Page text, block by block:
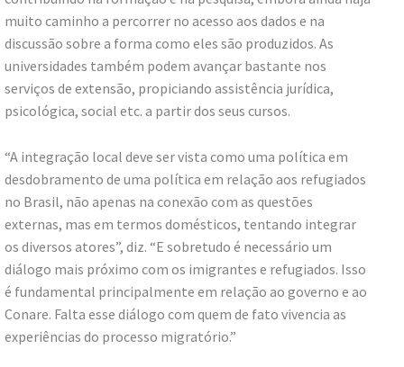
muito caminho a percorrer no acesso aos dados e na
discussão sobre a forma como eles são produzidos. As
universidades também podem avançar bastante nos
serviços de extensão, propiciando assistência jurídica,
psicológica, social etc. a partir dos seus cursos.
“A integração local deve ser vista como uma política em
desdobramento de uma política em relação aos refugiados
no Brasil, não apenas na conexão com as questões
externas, mas em termos domésticos, tentando integrar
os diversos atores”, diz. “E sobretudo é necessário um
diálogo mais próximo com os imigrantes e refugiados. Isso
é fundamental principalmente em relação ao governo e ao
Conare. Falta esse diálogo com quem de fato vivencia as
experiências do processo migratório.”